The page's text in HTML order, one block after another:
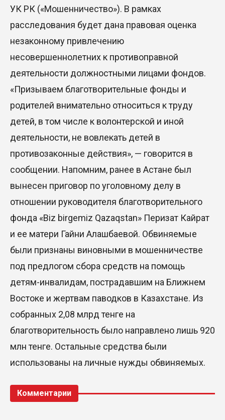
УК РК («Мошенничество»). В рамках
расследования будет дана правовая оценка
незаконному привлечению
несовершеннолетних к противоправной
деятельности должностными лицами фондов.
«Призываем благотворительные фонды и
родителей внимательно относиться к труду
детей, в том числе к волонтерской и иной
деятельности, не вовлекать детей в
противозаконные действия», — говорится в
сообщении. Напомним, ранее в Астане был
вынесен приговор по уголовному делу в
отношении руководителя благотворительного
фонда «Biz birgemiz Qazaqstan» Перизат Кайрат
и ее матери Гайни Алашбаевой. Обвиняемые
были признаны виновными в мошенничестве
под предлогом сбора средств на помощь
детям-инвалидам, пострадавшим на Ближнем
Востоке и жертвам паводков в Казахстане. Из
собранных 2,08 млрд тенге на
благотворительность было направлено лишь 920
млн тенге. Остальные средства были
использованы на личные нужды обвиняемых.
Комментарии